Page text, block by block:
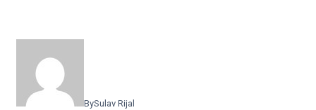
BySulav Rijal